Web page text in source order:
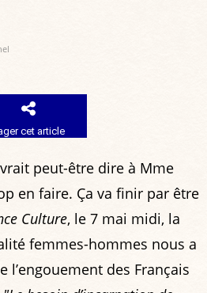
cet article
peut-être dire à Mme
en faire. Ça va finir par être
Culture, le 7 mai midi, la
femmes-hommes nous a
l’engouement des Français